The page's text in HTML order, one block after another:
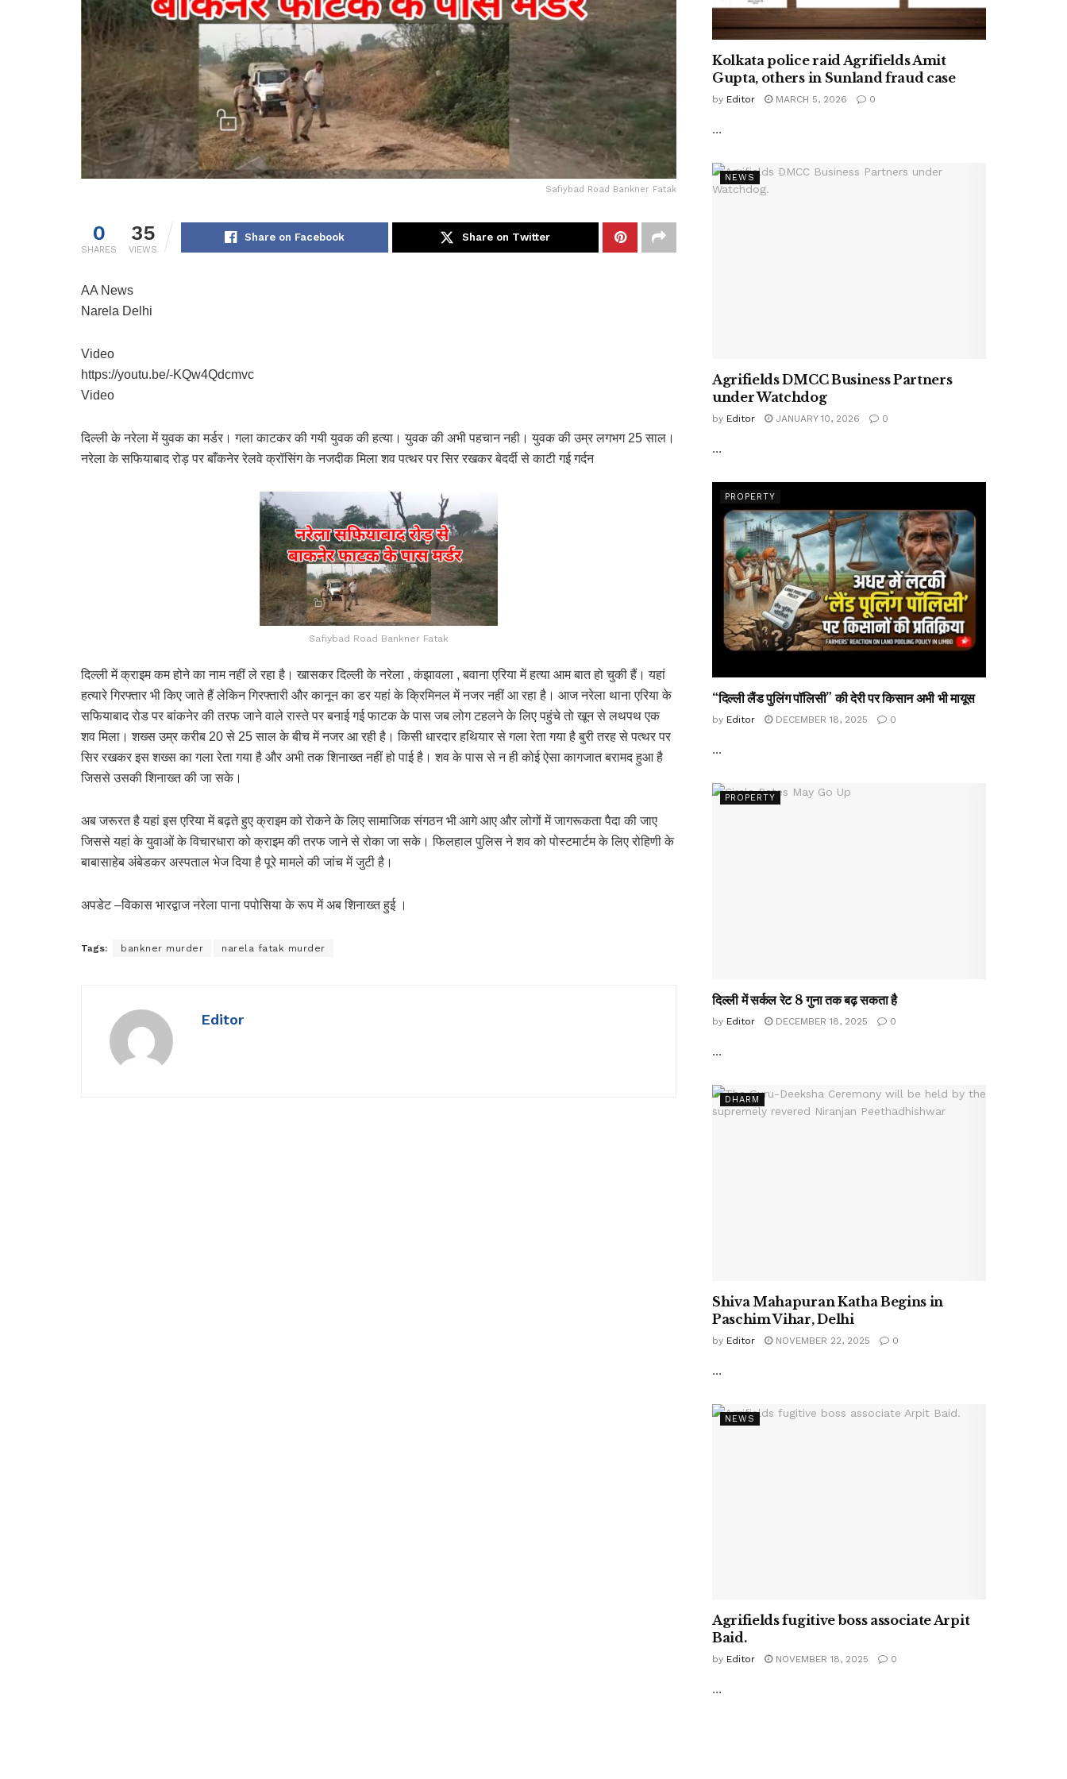
Safiybad Road Bankner Fatak
0
SHARES
35
VIEWS
Share on Facebook Share on Twitter
AA News
Narela Delhi
Video
https://youtu.be/-KQw4Qdcmvc
Video
दिल्ली के नरेला में युवक का मर्डर। गला काटकर की गयी युवक की हत्या। युवक की अभी पहचान नही। युवक की उम्र लगभग 25 साल।
नरेला के सफियाबाद रोड़ पर बाँकनेर रेलवे क्रॉसिंग के नजदीक मिला शव पत्थर पर सिर रखकर बेदर्दी से काटी गई गर्दन
Safiybad Road Bankner Fatak
दिल्ली में क्राइम कम होने का नाम नहीं ले रहा है। खासकर दिल्ली के नरेला , कंझावला , बवाना एरिया में हत्या आम बात हो चुकी हैं। यहां
हत्यारे गिरफ्तार भी किए जाते हैं लेकिन गिरफ्तारी और कानून का डर यहां के क्रिमिनल में नजर नहीं आ रहा है। आज नरेला थाना एरिया के
सफियाबाद रोड पर बांकनेर की तरफ जाने वाले रास्ते पर बनाई गई फाटक के पास जब लोग टहलने के लिए पहुंचे तो खून से लथपथ एक
शव मिला। शख्स उम्र करीब 20 से 25 साल के बीच में नजर आ रही है। किसी धारदार हथियार से गला रेता गया है बुरी तरह से पत्थर पर
सिर रखकर इस शख्स का गला रेता गया है और अभी तक शिनाख्त नहीं हो पाई है। शव के पास से न ही कोई ऐसा कागजात बरामद हुआ है
जिससे उसकी शिनाख्त की जा सके।
अब जरूरत है यहां इस एरिया में बढ़ते हुए क्राइम को रोकने के लिए सामाजिक संगठन भी आगे आए और लोगों में जागरूकता पैदा की जाए
जिससे यहां के युवाओं के विचारधारा को क्राइम की तरफ जाने से रोका जा सके। फिलहाल पुलिस ने शव को पोस्टमार्टम के लिए रोहिणी के
बाबासाहेब अंबेडकर अस्पताल भेज दिया है पूरे मामले की जांच में जुटी है।
अपडेट –विकास भारद्वाज नरेला पाना पपोसिया के रूप में अब शिनाख्त हुई ।
Tags: bankner murder narela fatak murder
Editor
Kolkata police raid Agrifields Amit
Gupta, others in Sunland fraud case
by Editor MARCH 5, 2026 0
...
NEWS
Agrifields DMCC Business Partners
under Watchdog
by Editor JANUARY 10, 2026 0
...
PROPERTY
“दिल्ली लैंड पुलिंग पॉलिसी” की देरी पर किसान अभी भी मायूस
by Editor DECEMBER 18, 2025 0
...
PROPERTY
दिल्ली में सर्कल रेट 8 गुना तक बढ़ सकता है
by Editor DECEMBER 18, 2025 0
...
DHARM
Shiva Mahapuran Katha Begins in
Paschim Vihar, Delhi
by Editor NOVEMBER 22, 2025 0
...
NEWS
Agrifields fugitive boss associate Arpit
Baid.
by Editor NOVEMBER 18, 2025 0
...